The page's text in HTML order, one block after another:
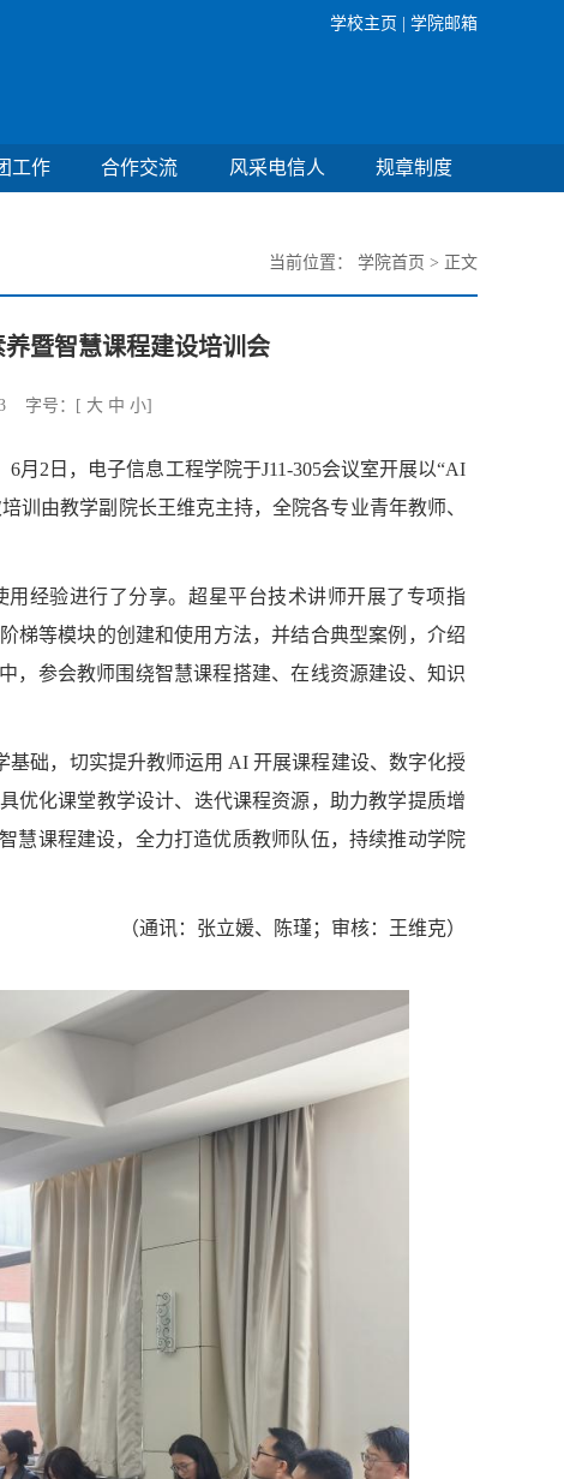
学校主页 | 学院邮箱
工作 合作交流 风采电信人 规章制度
当前位置： 学院首页 > 正文
暨智慧课程建设培训会
字号：[ 大 中 小]
月2日，电子信息工程学院于J11-305会议室开展以“AI
训由教学副院长王维克主持，全院各专业青年教师、
经验进行了分享。超星平台技术讲师开展了 专项指
梯等模块的创建和使用方法，并结合典型案例，介绍
，参会教师围绕智慧课程搭建、在线资源建设、知识
础， 切实提升教师运用 AI 开展课程建设、数字化授
优化课堂教学设计、迭代课程资源，助力教学提质增
慧课程建设，全力打造优质教师队伍，持续推动学院
（通讯：张立媛、陈瑾；审核：王维克）